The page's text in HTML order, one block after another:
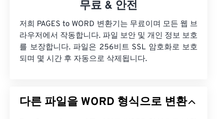
무료 & 안전
저희 PAGES to WORD 변환기는 무료이며 모든 웹 브
라우저에서 작동합니다. 파일 보안 및 개인 정보 보호
를 보장합니다. 파일은 256비트 SSL 암호화로 보호
되며 몇 시간 후 자동으로 삭제됩니다.
다른 파일을 WORD 형식으로 변환